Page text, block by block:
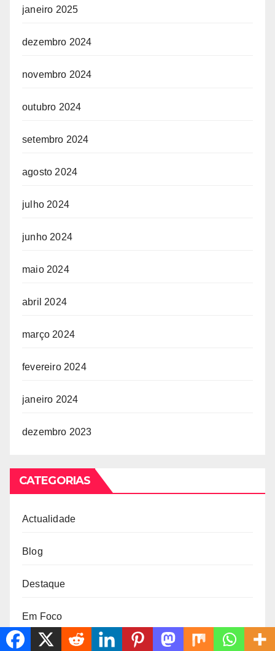
janeiro 2025
dezembro 2024
novembro 2024
outubro 2024
setembro 2024
agosto 2024
julho 2024
junho 2024
maio 2024
abril 2024
março 2024
fevereiro 2024
janeiro 2024
dezembro 2023
CATEGORIAS
Actualidade
Blog
Destaque
Em Foco